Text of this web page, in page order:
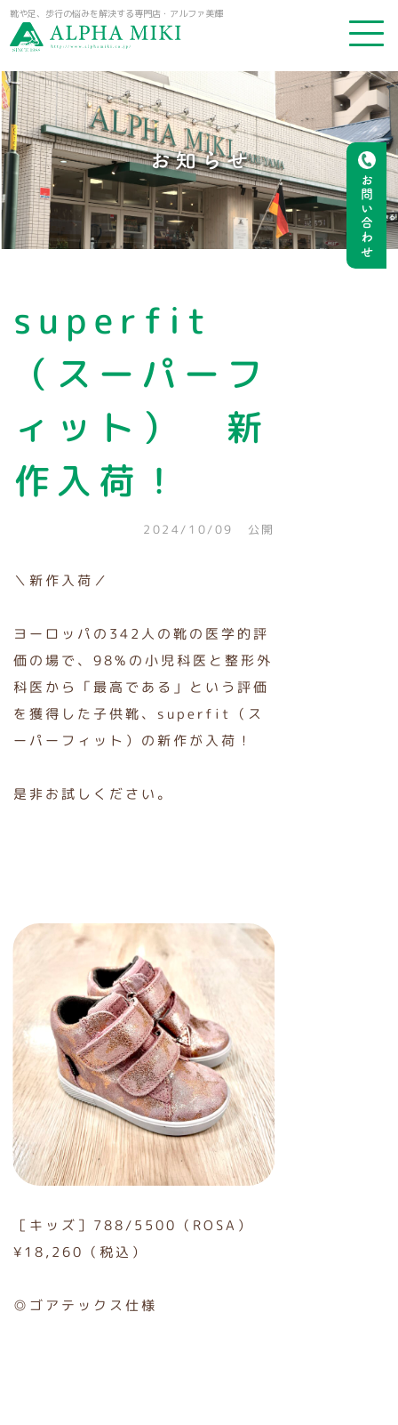
靴や足、歩行の悩みを解決する専門店・アルファ美輝
お問い合わせ
お知らせ
superfit
（スーパーフ
ィット） 新
作入荷！
2024/10/09 公開
＼新作入荷／
ヨーロッパの342人の靴の医学的評
価の場で、98%の小児科医と整形外
科医から「最高である」という評価
を獲得した子供靴、superfit（ス
ーパーフィット）の新作が入荷！
是非お試しください。
［キッズ］788/5500（ROSA）
¥18,260（税込）
◎ゴアテックス仕様